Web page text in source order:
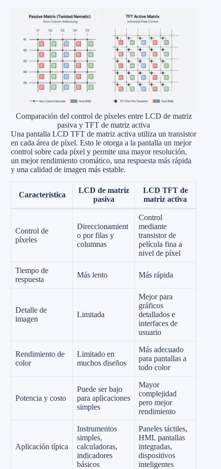
Comparación del control de píxeles entre LCD de matriz
pasiva y TFT de matriz activa
Una pantalla LCD TFT de matriz activa utiliza un transistor
en cada área de píxel. Esto le otorga a la pantalla un mejor
control sobre cada píxel y permite una mayor resolución,
un mejor rendimiento cromático, una respuesta más rápida
y una calidad de imagen más estable.
Característica
LCD de matriz
pasiva
LCD TFT de
matriz activa
Control de
píxeles
Direccionamient
o por filas y
columnas
Control
mediante
transistor de
película fina a
nivel de píxel
Tiempo de
respuesta
Más lento Más rápida
Detalle de
imagen
Limitada
Mejor para
gráficos
detallados e
interfaces de
usuario
Rendimiento de
color
Limitado en
muchos diseños
Más adecuado
para pantallas a
todo color
Potencia y costo
Puede ser bajo
para aplicaciones
simples
Mayor
complejidad
pero mejor
rendimiento
Aplicación típica
Instrumentos
simples,
calculadoras,
indicadores
básicos
Paneles táctiles,
HMI, pantallas
integradas,
dispositivos
inteligentes